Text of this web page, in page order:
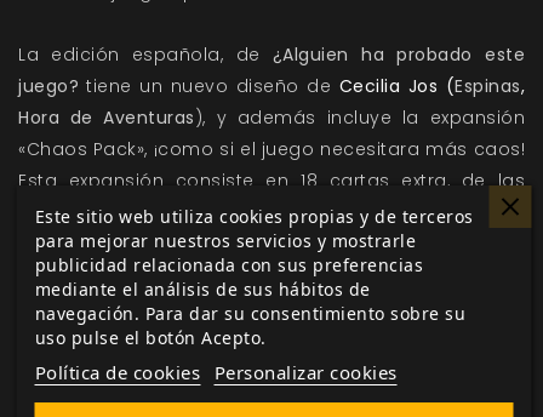
La edición española, de ¿Alguien ha probado este
juego? tiene un nuevo diseño de Cecilia Jos (Espinas,
Hora de Aventuras ), y además incluye la expansión
«Chaos Pack», ¡como si el juego necesitara más caos!
Esta expansión consiste en 18 cartas extra, de las
cuales se elige una al azar al principio que establece
una regla extra que se aplica toda la partida como
por ejemplo, incluir un amigo imaginario que juega su
turno al azar ¡y que puede ganar la partida!
Descubre el juego del que todo el mundo habla ¡pero
nadie entiende!
Este sitio web utiliza cookies propias y de terceros
para mejorar nuestros servicios y mostrarle
publicidad relacionada con sus preferencias
mediante el análisis de sus hábitos de
navegación. Para dar su consentimiento sobre su
uso pulse el botón Acepto.
Política de cookies Personalizar cookies